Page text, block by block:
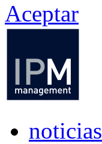
Aceptar
noticias